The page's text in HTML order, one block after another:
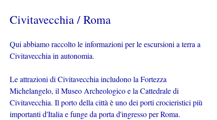
Civitavecchia / Roma
Qui abbiamo raccolto le informazioni per le escursioni a terra a
Civitavecchia in autonomia.
Le attrazioni di Civitavecchia includono la Fortezza
Michelangelo, il Museo Archeologico e la Cattedrale di
Civitavecchia. Il porto della città è uno dei porti crocieristici più
importanti d'Italia e funge da porta d'ingresso per Roma.